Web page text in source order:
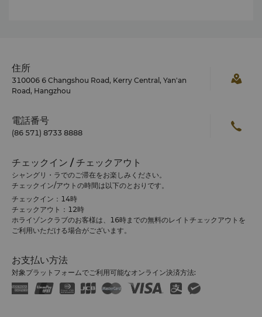
住所
310006 6 Changshou Road, Kerry Central, Yan'an
Road, Hangzhou
電話番号
(86 571) 8733 8888
チェックイン / チェックアウト
シャングリ・ラでのご滞在をお楽しみください。
チェックイン/アウトの時間は以下のとおりです。
チェックイン：14時
チェックアウト：12時
ホライゾンクラブのお客様は、16時までの無料のレイトチェックアウトを
ご利用いただける場合がございます。
お支払い方法
対象プラットフォームでご利用可能なオンライン決済方法: